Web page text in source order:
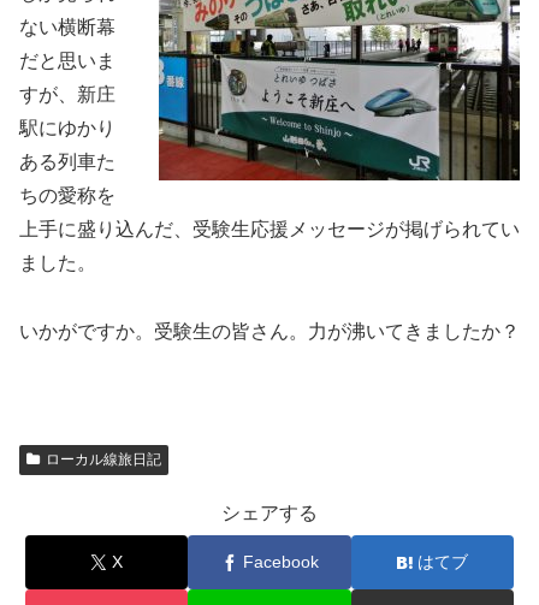
ない横断幕
だと思いま
すが、新庄
駅にゆかり
ある列車た
ちの愛称を
上手に盛り込んだ、受験生応援メッセージが掲げられてい
ました。
いかがですか。受験生の皆さん。力が沸いてきましたか？
ローカル線旅日記
シェアする
X Facebook はてブ